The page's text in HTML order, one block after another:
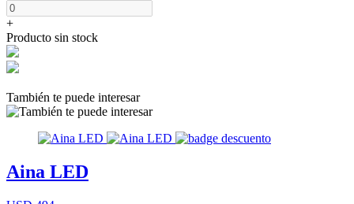
+
Producto sin stock
También te puede interesar
Aina LED